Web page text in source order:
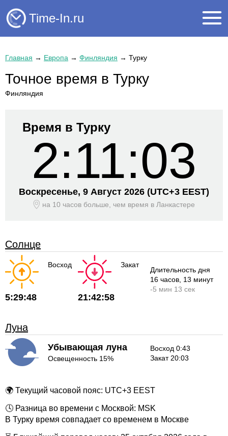
Time-In.ru
Главная → Европа → Финляндия → Турку
Точное время в Турку
Финляндия
Время в Турку
2:11:03
Воскресенье, 9 Август 2026 (UTC+3 EEST)
на 10 часов больше, чем время в Ланкастере
Солнце
Восход
5:29:48
Закат
21:42:58
Длительность дня
16 часов , 13 минут
-5 мин 13 сек
Луна
Убывающая луна
Освещенность 15%
Восход 0:43
Закат 20:03
🌍 Текущий часовой пояс: UTC+3 EEST
🕓 Разница во времени с Москвой: MSK
В Турку время совпадает со временем в Москве